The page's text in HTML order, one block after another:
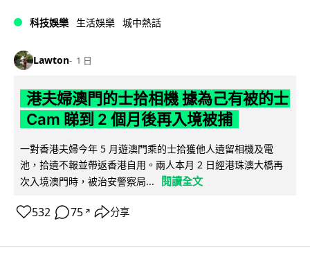
科技娛樂 生活娛樂 城中熱話
Lawton 1 日
港夫婦澳門的士拾相機 據為己有被的士
Cam 睇到 2 個月後再入境被捕
一對香港夫婦今年 5 月遊澳門乘的士拾獲他人遺留相機及電
池，拾遺不報並帶返香港自用。兩人本月 2 日經港珠澳大橋再
次入境澳門時，被治安警察局...
閱讀全文
532 75 ↗ 分享